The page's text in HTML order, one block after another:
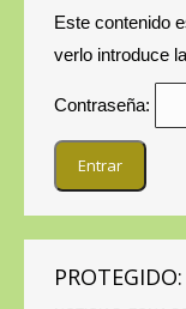
Este contenido
verlo introduce
Contraseña: